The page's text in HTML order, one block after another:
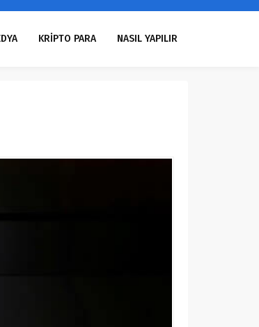
KRİPTO PARA NASIL YAPILIR